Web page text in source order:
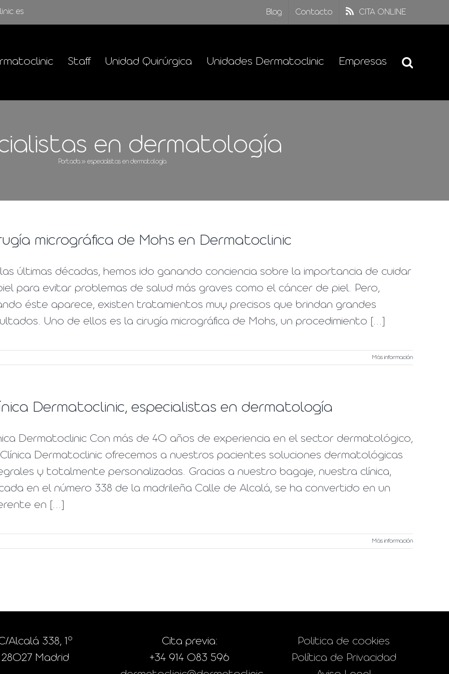
Blog Contacto CITA ONLINE
Staff Unidad Quirúrgica Unidades Dermatoclinic Empresas
en dermatología
Portada » especialistas en dermatología
micrográfica de Mohs en Dermatoclinic
las últimas décadas, hemos ido ganando conciencia sobre la importancia de cuidar
para evitar problemas de salud más graves como el cáncer de piel. Pero,
éste aparece, existen tratamientos muy precisos que brindan grandes
Uno de ellos es la cirugía micrográfica de Mohs, un procedimiento [...]
Más información
Dermatoclinic, especialistas en dermatología
Dermatoclinic Con más de 40 años de experiencia en el sector dermatológico,
Dermatoclinic ofrecemos a nuestros pacientes soluciones dermatológicas
y totalmente personalizadas. Gracias a nuestro bagaje, nuestra clínica,
en el número 338 de la madrileña Calle de Alcalá, se ha convertido en un
en [...]
Más información
Alcalá 338, 1º
28027 Madrid
Cita previa:
+34 914 083 596
Politica de cookies
Política de Privacidad